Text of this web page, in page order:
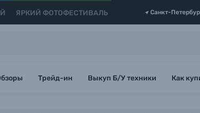
ЯРКИЙ ФОТОФЕСТИВАЛЬ Санкт-
Трейд-ин Выкуп Б/У техники Как